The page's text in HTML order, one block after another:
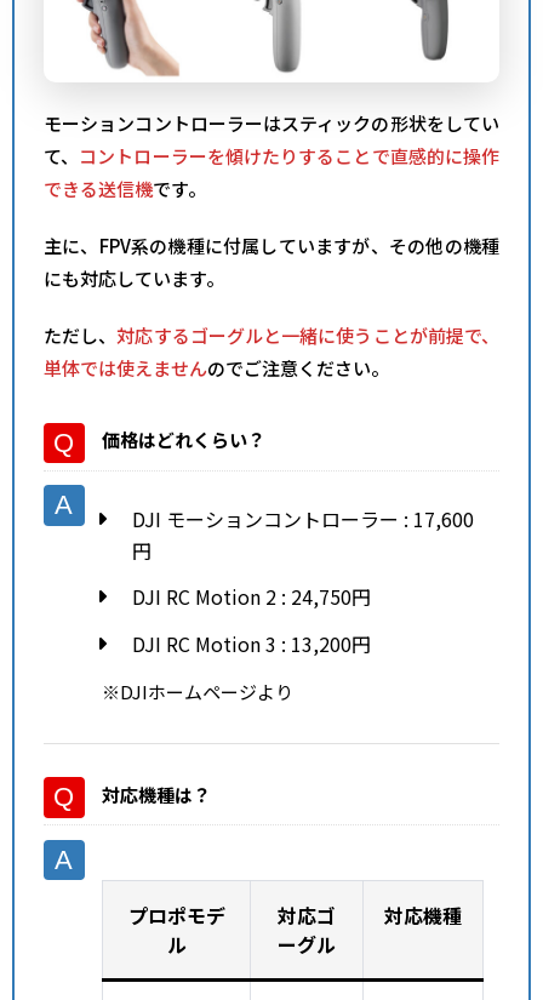
モーションコントローラーはスティックの形状をしてい
て、 コントローラーを傾けたりすることで直感的に操作
できる送信機です。
主に、FPV系の機種に付属していますが、その他の機種
にも対応しています。
ただし、対応するゴーグルと一緒に使うことが前提で、
単体では使えませんのでご注意ください。
価格はどれくらい？
DJI モーションコントローラー : 17,600
円
DJI RC Motion 2 : 24,750円
DJI RC Motion 3 : 13,200円
※DJIホームページより
対応機種は？
プロポモデ
ル
対応ゴ
ーグル
対応機種